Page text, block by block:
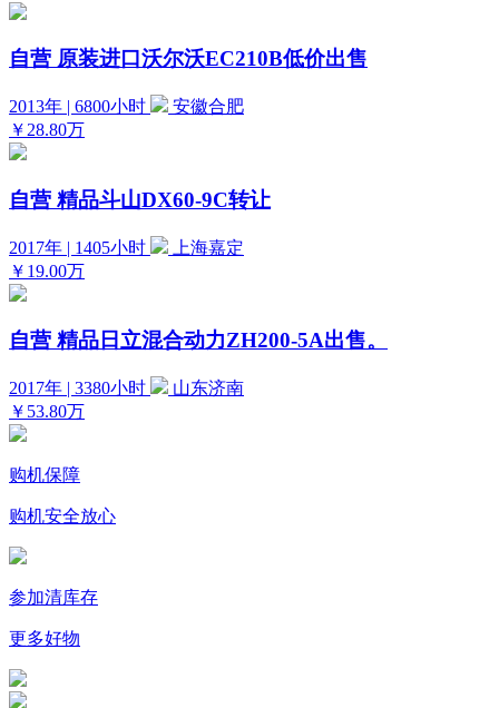
自营 原装进口沃尔沃EC210B低价出售
2013年 | 6800小时
安徽合肥
￥28.80万
自营 精品斗山DX60-9C转让
2017年 | 1405小时
上海嘉定
￥19.00万
自营 精品日立混合动力ZH200-5A出售。
2017年 | 3380小时
山东济南
￥53.80万
购机保障
购机安全放心
参加清库存
更多好物